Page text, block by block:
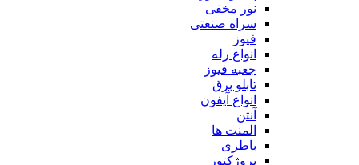
نور مخفی
سراه صنعتی
فیوز
انواع رله
جعبه فیوز
تابلو برق
انواع آیفون
آنتن
المنت ها
باطری
پروژکتور